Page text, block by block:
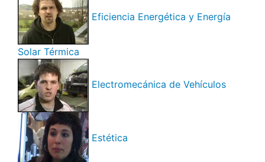
Eficiencia Energética y Energía
Solar Térmica
Electromecánica de Vehículos
Estética